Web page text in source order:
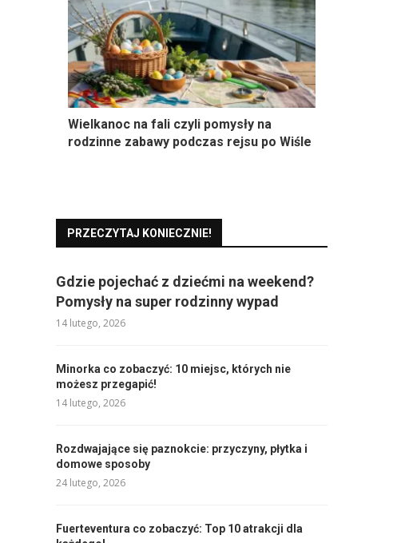
Wielkanoc na fali czyli pomysły na
rodzinne zabawy podczas rejsu po Wiśle
PRZECZYTAJ KONIECZNIE!
Gdzie pojechać z dziećmi na weekend?
Pomysły na super rodzinny wypad
14 lutego, 2026
Minorka co zobaczyć: 10 miejsc, których nie
możesz przegapić!
14 lutego, 2026
Rozdwajające się paznokcie: przyczyny, płytka i
domowe sposoby
24 lutego, 2026
Fuerteventura co zobaczyć: Top 10 atrakcji dla